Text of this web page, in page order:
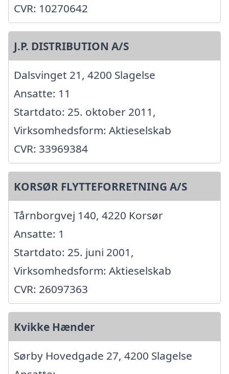
CVR: 10270642
J.P. DISTRIBUTION A/S
Dalsvinget 21, 4200 Slagelse
Ansatte: 11
Startdato: 25. oktober 2011,
Virksomhedsform: Aktieselskab
CVR: 33969384
KORSØR FLYTTEFORRETNING A/S
Tårnborgvej 140, 4220 Korsør
Ansatte: 1
Startdato: 25. juni 2001,
Virksomhedsform: Aktieselskab
CVR: 26097363
Kvikke Hænder
Sørby Hovedgade 27, 4200 Slagelse